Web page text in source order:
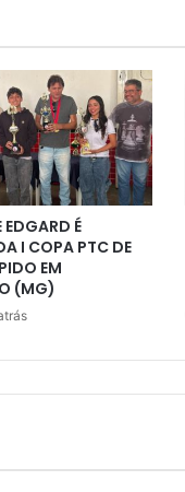
EDGARD É
I COPA PTC DE
EM
(MG)